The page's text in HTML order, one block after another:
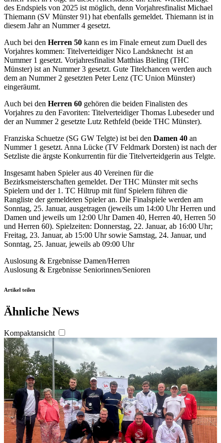
personalisieren, Funktionen für soziale Medien anbieten
zu können und die Zugriffe auf unsere Website zu
Verwendung unserer Website an unsere Partner für
soziale Medien, Werbung und Analysen weiter. Unsere
Partner führen diese Informationen möglicherweise mit
weiteren Daten zusammen, die Sie ihnen bereitgestellt
gesammelt haben. DieCookie-Einstellungenkönnen
jederzeit über den Link im Footer aufgerufen und
des Endspiels von 2025 ist möglich, denn Vorjahresfinalist Michael
Thiemann (SV Münster 91) hat ebenfalls gemeldet. Thiemann ist in
diesem Jahr an Nummer 4 gesetzt.
Auch bei den Herren 50 kann es im Finale erneut zum Duell des
Vorjahres kommen: Titelverteidiger Nico Landsknecht ist an
Nummer 1 gesetzt. Vorjahresfinalist Matthias Bieling (THC
Münster) ist an Nummer 3 gesetzt. Gute Titelchancen werden auch
dem an Nummer 2 gesetzten Peter Lenz (TC Union Münster)
eingeräumt.
Auch bei den Herren 60 gehören die beiden Finalisten des
Vorjahres zu den Favoriten: Titelverteidiger Thomas Lubeseder und
der an Nummer 2 gesetzte Lutz Rethfeld (beide THC Münster).
Franziska Schuetze (SG GW Telgte) ist bei den Damen 40 an
Nummer 1 gesetzt. Anna Lücke (TV Feldmark Dorsten) ist nach der
Setzliste die ärgste Konkurrentin für die Titelverteidgerin aus Telgte.
Insgesamt haben Spieler aus 40 Vereinen für die
Bezirksmeisterschaften gemeldet. Der THC Münster mit sechs
Spielern und der 1. TC Hiltrup mit fünf Spielern führen die
Rangliste der gemeldeten Spieler an. Die Finalspiele werden am
Sonntag, 25. Januar, ausgetragen (jeweils um 14:00 Uhr Herren und
Damen und jeweils um 12:00 Uhr Damen 40, Herren 40, Herren 50
und Herren 60). Spielzeiten: Donnerstag, 22. Januar, ab 16:00 Uhr;
Freitag, 23. Januar, ab 15:00 Uhr sowie Samstag, 24. Januar, und
Sonntag, 25. Januar, jeweils ab 09:00 Uhr
Auslosung & Ergebnisse Damen/Herren
Auslosung & Ergebnisse Seniorinnen/Senioren
Artikel teilen
Ähnliche News
Kompaktansicht